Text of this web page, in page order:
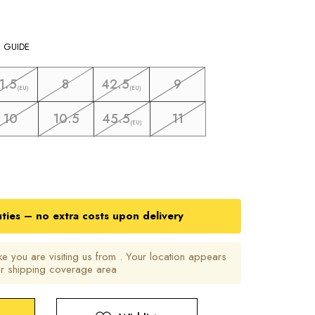
GUIDE
(EU) 8 42.5(EU)
9
10 10.5 45.5(EU)
11
– no extra costs upon delivery
you are visiting us from . Your location appears
shipping coverage area